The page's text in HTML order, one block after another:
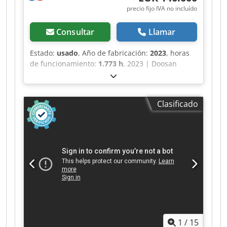
considerando otras opciones de equipos?
Ofrecemos herramientas y recursos útiles para
todos los propietarios y operadores de equipos,
de fácil acceso en nuestra plataforma.
precio fijo IVA no incluído
Consultar Llamar
Estado: usado, Año de fabricación: 2023, horas
de funcionamiento: 1.773 h, 2023 | Doosan
DX225LC-5 | Excavadora sobre orugas usada |
1773 horas 📍Ubicación: Francia 🚛 Posibilidad
de entrega en su destino. ¡Utilice nuestra
calculadora de envíos para estimar los costos de
transporte! 💰 Compre ahora por 140.000 EUR o
haga una oferta. Pago al momento de la entrega
aprobación)* 👷‍♂️ Inspeccionada por un experto
independiente 67 puntos de inspección, 67
aprobados ✅, 0 imperfecciones ℹ️, 0 gastos ⚠️ 📌
Comentario del inspector: Máquina con muy
completa, fotos adicionales o un video? Consejo:
Clasificado
1 / 15